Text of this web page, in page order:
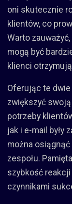
oni skutecznie
klientów, co
Warto
mogą być
klienci
Oferując te
zwiększyć
potrzeby
jak i e-mail były
można
zespołu.
szybkość
czynnikami